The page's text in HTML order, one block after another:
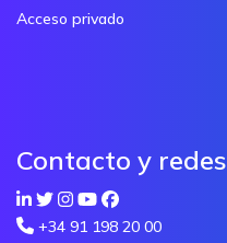
Acceso privado
Contacto y redes
+34 91 198 20 00